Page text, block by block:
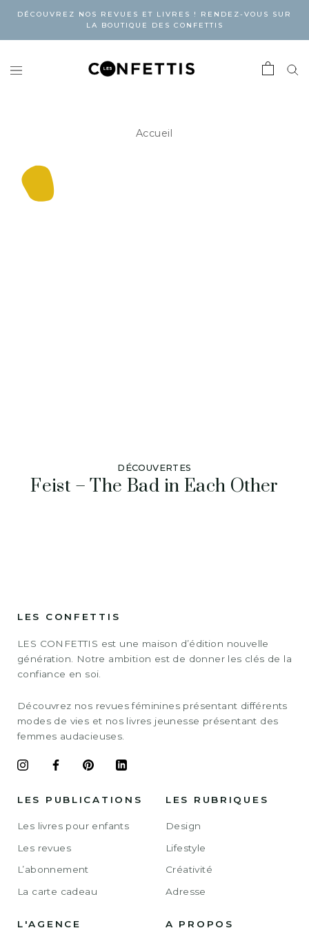
DÉCOUVREZ NOS REVUES ET LIVRES ! RENDEZ-VOUS SUR
LA BOUTIQUE DES CONFETTIS
Accueil
DÉCOUVERTES
Feist – The Bad in Each Other
LES CONFETTIS
LES CONFETTIS est une maison d’édition nouvelle
génération. Notre ambition est de donner les clés de la
confiance en soi.
Découvrez nos revues féminines présentant différents
modes de vies et nos livres jeunesse présentant des
femmes audacieuses.
LES PUBLICATIONS
Les livres pour enfants
Les revues
L’abonnement
La carte cadeau
LES RUBRIQUES
Design
Lifestyle
Créativité
Adresse
L'AGENCE A PROPOS